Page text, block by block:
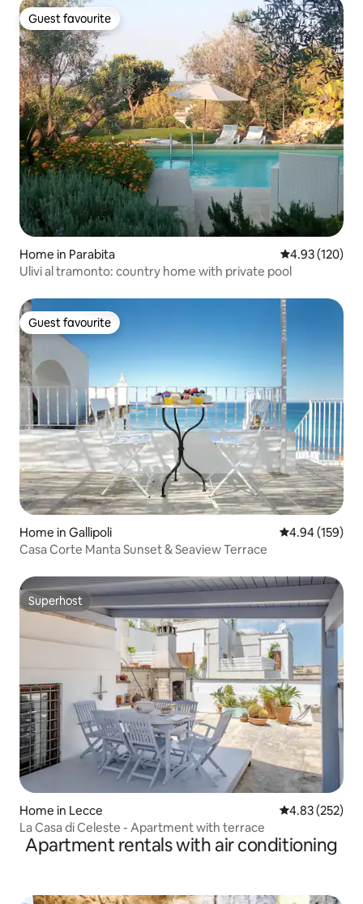
Guest favourite
Guest favourite
Home in Parabita 4.93 out of 5
4.93 (120)
Ulivi al tramonto: country home with private pool
Guest favourite
Guest favourite
Home in Gallipoli 4.94 out of 5
4.94 (159)
Casa Corte Manta Sunset & Seaview Terrace
Superhost
Superhost
Home in Lecce 4.83 out of 5
4.83 (252)
La Casa di Celeste - Apartment with terrace
Apartment rentals with air conditioning